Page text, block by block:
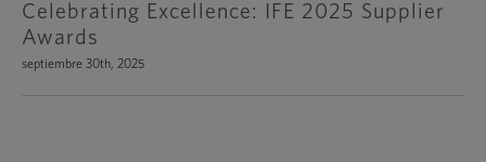
Celebrating Excellence: IFE 2025 Supplier
Awards
septiembre 30th, 2025